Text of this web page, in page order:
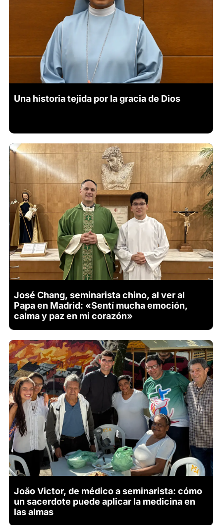
Una historia tejida por la gracia de Dios
José Chang, seminarista chino, al ver al
Papa en Madrid: «Sentí mucha emoción,
calma y paz en mi corazón»
João Victor, de médico a seminarista: cómo
un sacerdote puede aplicar la medicina en
las almas